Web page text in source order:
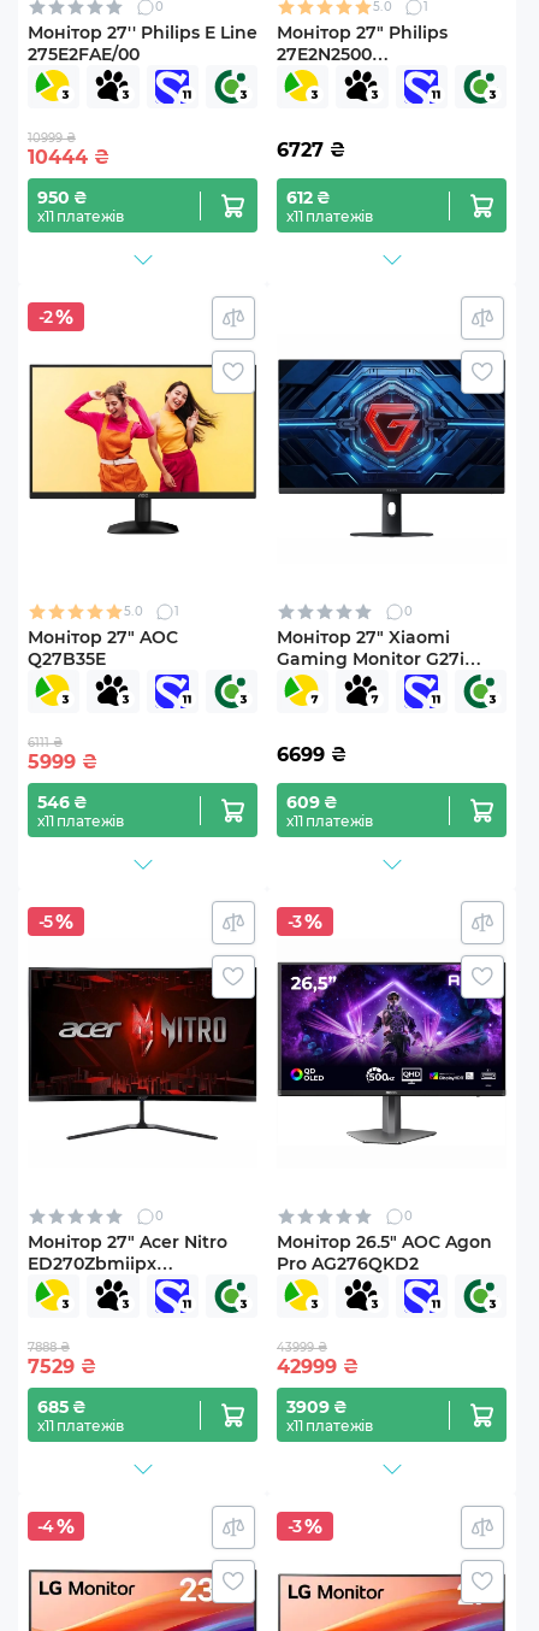
0
Монітор 27'' Philips E Line
275E2FAE/00
10999 ₴
10444 ₴
950 ₴
х11 платежів
5.0 1
Монітор 27" Philips
27E2N2500
(27E2N2500/00)
6727 ₴
612 ₴
х11 платежів
-2
5.0 1
Монітор 27" AOC
Q27B35E
6111 ₴
5999 ₴
546 ₴
х11 платежів
0
Монітор 27" Xiaomi
Gaming Monitor G27i
2026 (ELA6370EU)
6699 ₴
609 ₴
х11 платежів
-5
0
Монітор 27" Acer Nitro
ED270Zbmiipx
(UM.HE0EE.Z01)
7888 ₴
7529 ₴
685 ₴
х11 платежів
-3
0
Монітор 26.5" AOC Agon
Pro AG276QKD2
43999 ₴
42999 ₴
3909 ₴
х11 платежів
-4 -3